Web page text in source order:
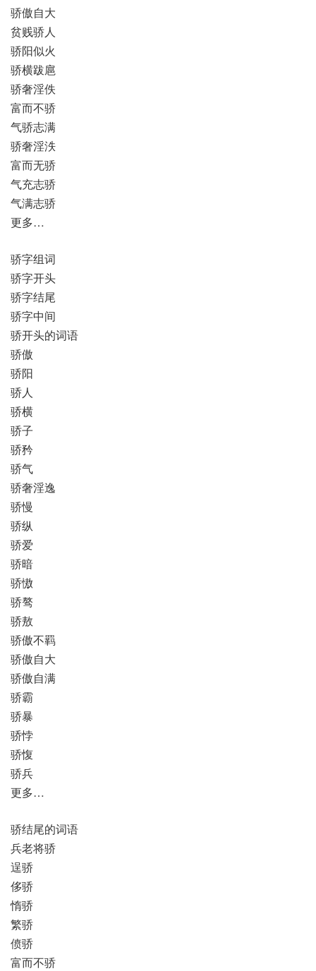
骄傲自大
贫贱骄人
骄阳似火
骄横跋扈
骄奢淫佚
富而不骄
气骄志满
骄奢淫泆
富而无骄
气充志骄
气满志骄
更多…
骄字组词
骄字开头
骄字结尾
骄字中间
骄开头的词语
骄傲
骄阳
骄人
骄横
骄子
骄矜
骄气
骄奢淫逸
骄慢
骄纵
骄爱
骄暗
骄慠
骄骜
骄敖
骄傲不羁
骄傲自大
骄傲自满
骄霸
骄暴
骄悖
骄愎
骄兵
更多…
骄结尾的词语
兵老将骄
逞骄
侈骄
惰骄
繁骄
偾骄
富而不骄